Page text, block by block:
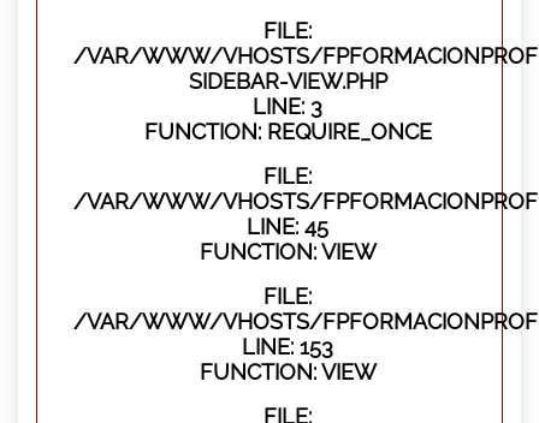
FILE:
/VAR/WWW/VHOSTS/
SIDEBAR-VIEW.PHP
LINE: 3
FUNCTION: REQUIRE_ONCE
FILE:
/VAR/WWW/VHOSTS/
LINE: 45
FUNCTION: VIEW
FILE:
/VAR/WWW/VHOSTS/
LINE: 153
FUNCTION: VIEW
FILE: